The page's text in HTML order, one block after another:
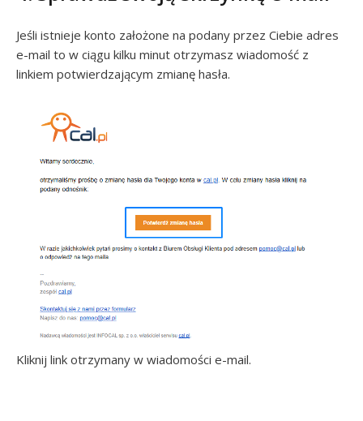
Jeśli istnieje konto założone na podany przez Ciebie adres
e-mail to w ciągu kilku minut otrzymasz wiadomość z
linkiem potwierdzającym zmianę hasła.
Kliknij link otrzymany w wiadomości e-mail.